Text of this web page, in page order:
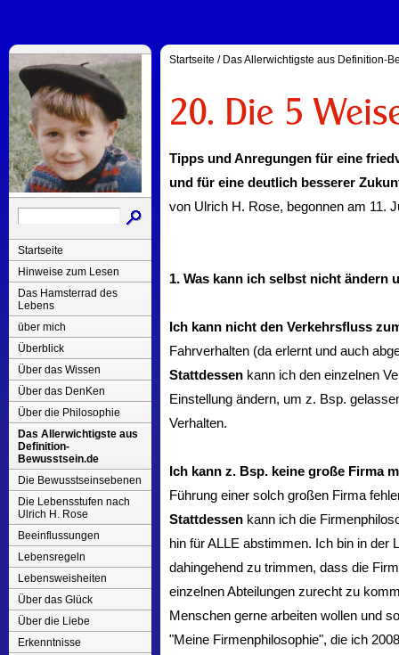
Startseite
Hinweise zum Lesen
Das Hamsterrad des
Lebens
über mich
Überblick
Über das Wissen
Über das DenKen
Über die Philosophie
Das Allerwichtigste aus
Definition-
Bewusstsein.de
Die Bewusstseinsebenen
Die Lebensstufen nach
Ulrich H. Rose
Beeinflussungen
Lebensregeln
Lebensweisheiten
Über das Glück
Über die Liebe
Erkenntnisse
Startseite / Das Allerwichtigste aus Definition-
Tipps und Anregungen für eine
und für eine deutlich besserer
von Ulrich H. Rose, begonnen am 11.
1. Was kann ich selbst nicht ändern
Ich kann nicht den Verkehrsfluss
Fahrverhalten (da erlernt und auch
Stattdessen kann ich den einzelnen
Einstellung ändern, um z. Bsp.
Verhalten.
Ich kann z. Bsp. keine große Firma
Führung einer solch großen Firma
Stattdessen kann ich die
hin für ALLE abstimmen. Ich bin in der
dahingehend zu trimmen, dass die
einzelnen Abteilungen zurecht zu
Menschen gerne arbeiten wollen und
"Meine Firmenphilosophie", die ich